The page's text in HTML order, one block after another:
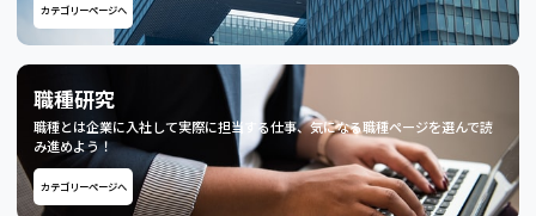
カテゴリーページへ
職種研究
職種とは企業に入社して実際に担当する仕事、気になる職種ページを選んで読
み進めよう！
カテゴリーページへ